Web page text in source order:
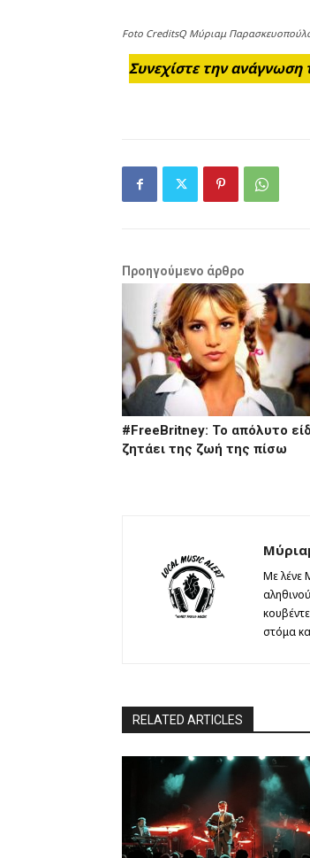
Foto CreditsQ Μύριαμ
Συνεχίστε την
Προηγούμενο άρθρο
#FreeBritney: Το απόλυτο
ζητάει της ζωή της πίσω
Με λένε
στόμα
RELATED ARTICLES